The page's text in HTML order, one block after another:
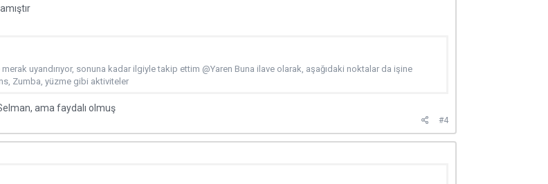
uyandırıyor, sonuna kadar ilgiyle takip ettim @Yaren Buna ilave olarak, aşağıdaki noktalar da işine
Zumba, yüzme gibi aktiviteler
, ama faydalı olmuş
#4